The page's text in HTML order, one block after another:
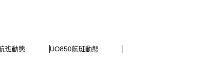
班動態
UO850航班動態